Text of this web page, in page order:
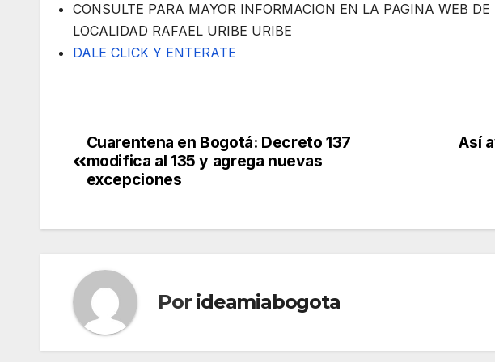
CONSULTE PARA MAYOR INFORMACION EN LA PAGINA WEB
LOCALIDAD RAFAEL URIBE URIBE
DALE CLICK Y ENTERATE
Así
Cuarentena en Bogotá: Decreto 137
modifica al 135 y agrega nuevas
excepciones
Por ideamiabogota